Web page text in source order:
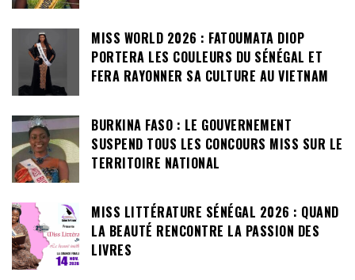
MISS WORLD 2026 : FATOUMATA DIOP
PORTERA LES COULEURS DU SÉNÉGAL ET
FERA RAYONNER SA CULTURE AU VIETNAM
BURKINA FASO : LE GOUVERNEMENT
SUSPEND TOUS LES CONCOURS MISS SUR LE
TERRITOIRE NATIONAL
MISS LITTÉRATURE SÉNÉGAL 2026 : QUAND
LA BEAUTÉ RENCONTRE LA PASSION DES
LIVRES